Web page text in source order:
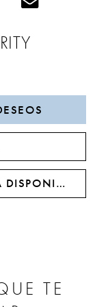
LLAME AL +442 213 5980 PARA DISPONIBILIDAD
TE